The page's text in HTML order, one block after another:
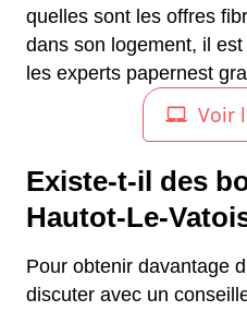
quelles sont les offres
dans son logement, il
les experts papernest
Existe-t-il des
Hautot-Le-
Pour obtenir davantage
discuter avec un